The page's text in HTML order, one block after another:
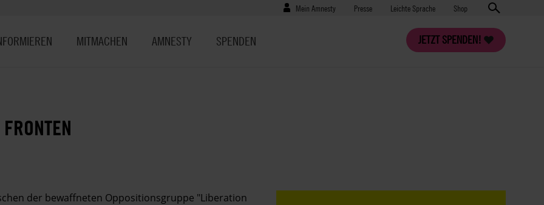
Benutzermenü
Mein Amnesty Presse
Presse Leichte Sprache Shop
JETZT SPENDEN!
MITMACHEN AMNESTY SPENDEN
der bewaffneten Oppositionsgruppe "Liberation